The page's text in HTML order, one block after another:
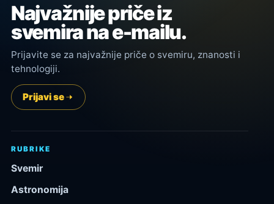
Najvažnije priče iz
svemira na e-mailu.
Prijavite se za najvažnije priče o svemiru, znanosti i
tehnologiji.
Prijavi se
RUBRIKE
Svemir
Astronomija